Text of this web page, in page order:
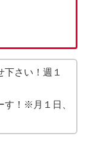
さい！週１
す！※月１日、